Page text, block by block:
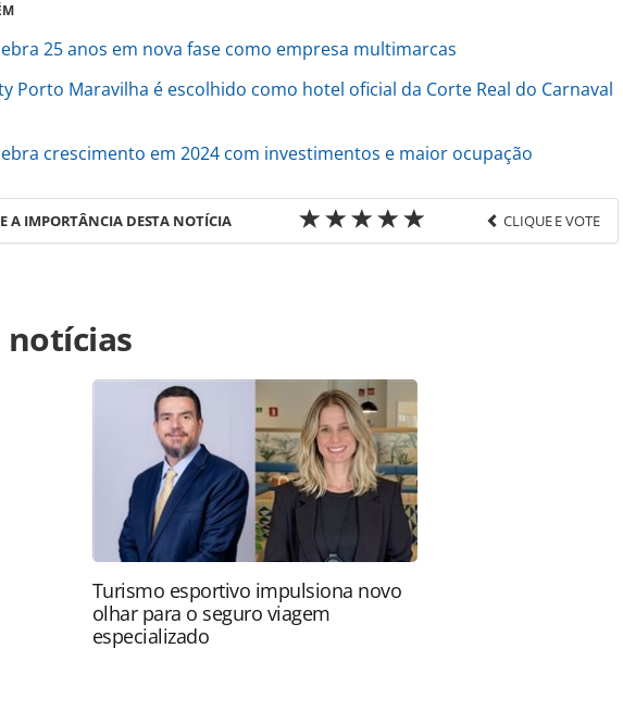
25 anos em nova fase como empresa multimarcas
Porto Maravilha é escolhido como hotel oficial da Corte Real do Carnaval
crescimento em 2024 com investimentos e maior ocupação
A IMPORTÂNCIA DESTA NOTÍCIA CLIQUE E VOTE
hotelaria/inauguracoes/2025/06/tru-by-hilton-abre-as-
chapeco-sc_218783.html ou as ferramentas oferecidas na página. Todo o
pela PANROTAS Editora é protegido pela legislação brasileira sobre
Não reproduza o conteúdo sem autorização da PANROTAS Editora
notícias
Turismo esportivo impulsiona novo
olhar para o seguro viagem
especializado